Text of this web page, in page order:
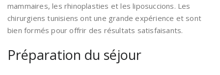
mammaires, les rhinoplasties et les liposuccions. Les
chirurgiens tunisiens ont une grande expérience et sont
bien formés pour offrir des résultats satisfaisants.
Préparation du séjour